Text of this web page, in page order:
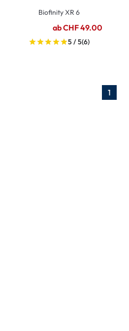
Biofinity XR 6
ab CHF 49.00
5 / 5(6)
1